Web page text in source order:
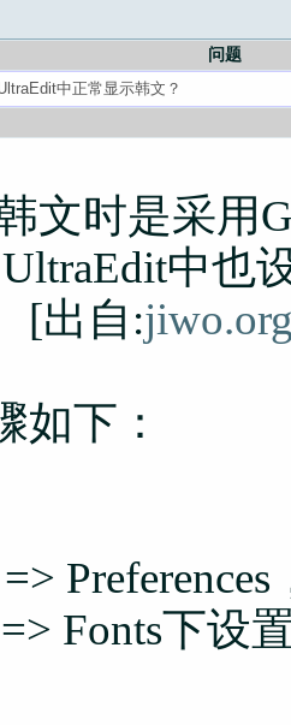
问题
文时是采用
中也
[出自:
如下：
=> Fonts下设